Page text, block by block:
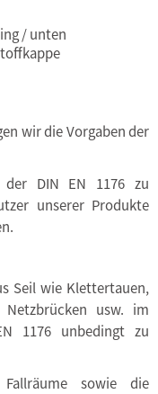
/ unten
wir die Vorgaben der
DIN EN 1176 zu
unserer Produkte
Seil wie Klettertauen,
Netzbrücken usw. im
1176 unbedingt zu
sowie die